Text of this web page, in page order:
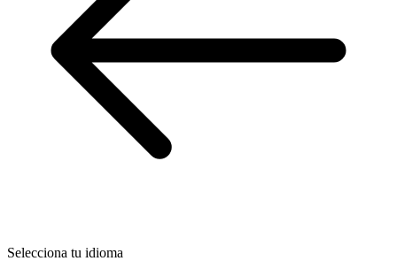
Selecciona tu idioma